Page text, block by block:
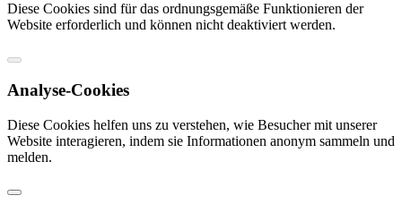
Diese Cookies sind für das ordnungsgemäße Funktionieren der
Website erforderlich und können nicht deaktiviert werden.
Analyse-Cookies
Diese Cookies helfen uns zu verstehen, wie Besucher mit unserer
Website interagieren, indem sie Informationen anonym sammeln und
melden.